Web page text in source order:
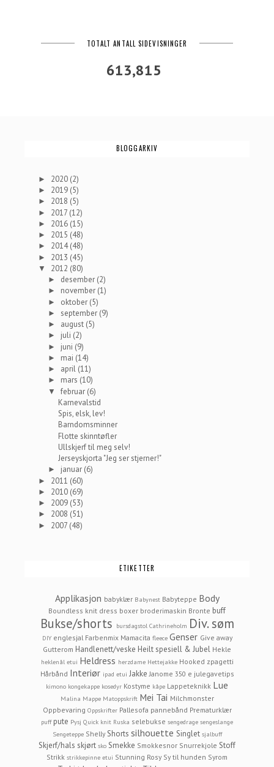
TOTALT ANTALL SIDEVISNINGER
613,815
BLOGGARKIV
► 2020 (2)
► 2019 (5)
► 2018 (5)
► 2017 (12)
► 2016 (15)
► 2015 (48)
► 2014(48)
► 2013 (45)
▼ 2012 (80)
► desember (2)
► november (1)
► oktober (5)
► september (9)
► august (5)
► juli (2)
► juni (9)
► mai (14)
► april (11)
► mars (10)
▼februar (6)
Karnevalstid
Spis, elsk, lev!
Barndomsminner
Flotte skinntøfler
Ullskjerf til meg selv!
Jerseyskjorta "Jeg ser stjerner!"
► januar (6)
► 2011 (60)
► 2010 (69)
► 2009 (53)
► 2008 (51)
► 2007 (48)
ETIKETTER
Applikasjon babyklær Babynest Babyteppe Body
Boundless knit dress boxer broderimaskin Bronte buff
Bukse/shorts bursdagstol Cathrineholm Div. søm
DIY englesjal Farbenmix Mamacita fleece Genser Give away
Gutterom Handlenett/veske Heilt spesiell & Jubel Hekle
heklenål etui Heldress herzdame Hettejakke Hooked zpagetti
Hårbånd Interiør ipad etui Jakke Janome 350 e julegavetips
kimono kongekappe kosedyr Kostyme kåpe Lappeteknikk Lue
Malina Mappe Matoppskrift Mei Tai Milchmonster
Oppbevaring Oppskrifter Pallesofa pannebånd Prematurklær
puff pute Pysj Quick knit Ruska selebukse sengedrage sengeslange
Sengeteppe Shelly Shorts silhouette Singlet sjalbuff
Skjerf/hals skjørt sko Smekke Smokkesnor Snurrekjole Stoff
Strikk strikkepinne etui Stunning Rosy Sy til hunden Syrom